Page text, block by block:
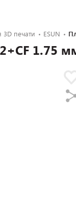
3D печати ESUN
1.75